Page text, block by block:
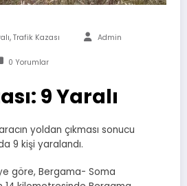
, Trafik Kazası Admin
0 Yorumlar
9 Yaralı
yoldan çıkması sonucu
9 kişi yaralandı.
göre, Bergama- Soma